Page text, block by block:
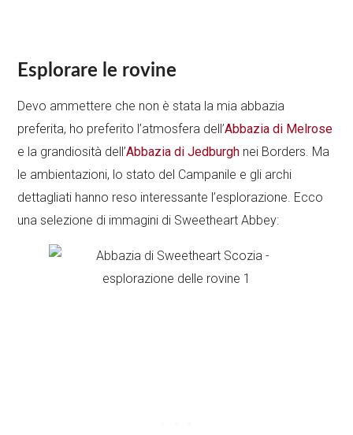
Esplorare le rovine
Devo ammettere che non è stata la mia abbazia
preferita, ho preferito l’atmosfera dell’Abbazia di Melrose
e la grandiosità dell’Abbazia di Jedburgh nei Borders. Ma
le ambientazioni, lo stato del Campanile e gli archi
dettagliati hanno reso interessante l’esplorazione. Ecco
una selezione di immagini di Sweetheart Abbey: